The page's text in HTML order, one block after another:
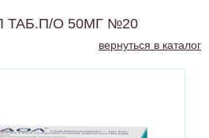
ТАБ.П/О 50МГ №20
вернуться в каталог